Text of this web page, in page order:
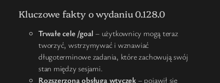
Kluczowe fakty o wydaniu 0.128.0
Trwałe cele /goal – użytkownicy mogą teraz
tworzyć, wstrzymywać i wznawiać
długoterminowe zadania, które zachowują swój
stan między sesjami.
Rozszerzona obsługa wtyczek– pojawił się